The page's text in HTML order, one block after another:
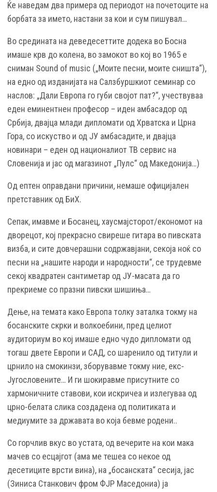
Ќе наведам два примера од периодот на почетоците на
борбата за името, настани за кои и сум пишувал…
Во средината на деведесеттите додека во Босна
имаше крв до колена, во замокот во кој во 1965 е
сниман Sound of music („Моите песни, моите сништа“),
на едно од изданијата на Салзбуршкиот семинар со
наслов: „Дали Европа го губи својот пат?“, учествуваа
еден еминентнен професор – иден амбасадор од
Србија, двајца млади дипломати од Хрватска и Црна
Гора, со искуство и од ЈУ амбасадите, и двајца
новинари – еден од националиот ТВ сервис на
Словенија и јас од магазинот „Пулс“ од Македонија…)
Од ептен оправдани причини, немаше официјален
претставник од БиХ.
Сепак, имавме и Босанец, хаусмајсторот/економот на
дворецот, кој прекрасно свиреше гитара во пивската
визба, и сите довчерашни содржавјани, секоја ноќ со
песни на „нашите народи и народности“, се трудевме
секој квадратен сантиметар од ЈУ-масата да го
прекриеме со празни пивски шишиња…
Дење, на темата како Европа толку заталка токму на
босанските скрки и волкоебини, пред целиот
аудиториум во кој имаше едно чудо дипломати од
тогаш двете Европи и САД, со шаренило од титули и
црнило на смокинзи, зборувавме токму ние, екс-
Југословените… И ги шокиравме присутните со
хармоничните ставови, кои искричеа и излегуваа од
црно-белата слика создадена од политиката и
медиумите за државата во која бевме родени..
Со горчлив вкус во устата, од вечерите на кои мака
мачев со есцајгот (ама ме тешеа со некое од
десетиците врсти вина), на „босанската“ сесија, јас
(Зиниса Станкович фром ФЈР Маседониа) ја